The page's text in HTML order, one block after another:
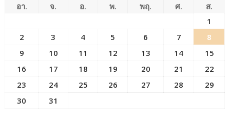
อา. จ. อ. พ. พฤ. ศ.
ส.
1
2
3 4 5 6 7
8
9
10 11 12 13 14
15
16
17 18 19 20 21
22
23
24 25 26 27 28
29
30
31